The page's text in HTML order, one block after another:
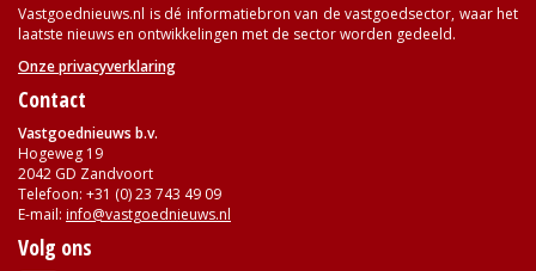
Vastgoednieuws.nl is dé informatiebron van de vastgoedsector, waar het
laatste nieuws en ontwikkelingen met de sector worden gedeeld.
Onze privacyverklaring
Contact
Vastgoednieuws b.v.
Hogeweg 19
2042 GD Zandvoort
Telefoon: +31 (0) 23 743 49 09
E-mail: info@vastgoednieuws.nl
Volg ons